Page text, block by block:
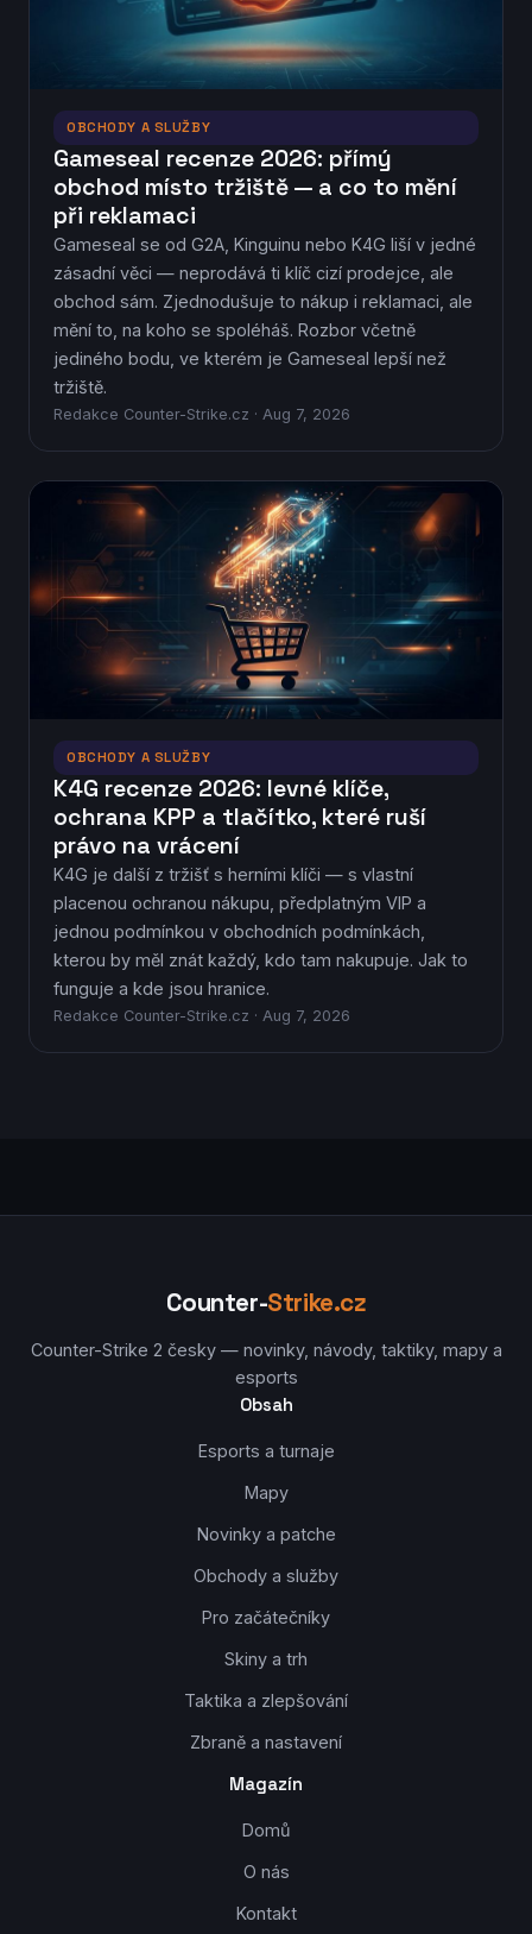
OBCHODY A SLUŽBY
Gameseal recenze 2026: přímý
obchod místo tržiště — a co to mění
při reklamaci
Gameseal se od G2A, Kinguinu nebo K4G liší v jedné
zásadní věci — neprodává ti klíč cizí prodejce, ale
obchod sám. Zjednodušuje to nákup i reklamaci, ale
mění to, na koho se spoléháš. Rozbor včetně
jediného bodu, ve kterém je Gameseal lepší než
tržiště.
Redakce Counter-Strike.cz · Aug 7, 2026
OBCHODY A SLUŽBY
K4G recenze 2026: levné klíče,
ochrana KPP a tlačítko, které ruší
právo na vrácení
K4G je další z tržišť s herními klíči — s vlastní
placenou ochranou nákupu, předplatným VIP a
jednou podmínkou v obchodních podmínkách,
kterou by měl znát každý, kdo tam nakupuje. Jak to
funguje a kde jsou hranice.
Redakce Counter-Strike.cz · Aug 7, 2026
Counter-Strike.cz
Counter-Strike 2 česky — novinky, návody, taktiky, mapy a
esports
Obsah
Esports a turnaje
Mapy
Novinky a patche
Obchody a služby
Pro začátečníky
Skiny a trh
Taktika a zlepšování
Zbraně a nastavení
Magazín
Domů
O nás
Kontakt